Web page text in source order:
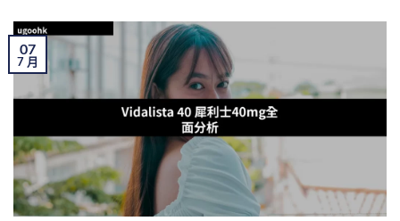
07
7 月